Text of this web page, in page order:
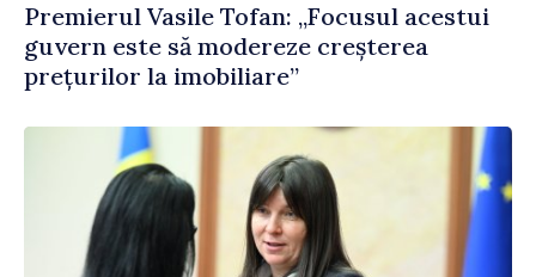
Premierul Vasile Tofan: „Focusul acestui
guvern este să modereze creșterea
prețurilor la imobiliare”